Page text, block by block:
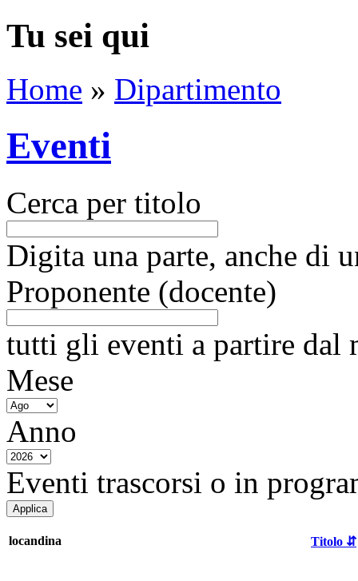
Tu sei qui
Home » Dipartimento
Eventi
Cerca per titolo
Digita una parte, anche di
Proponente (docente)
tutti gli eventi a partire dal
Mese
Anno
Eventi trascorsi o in
locandina Titolo ⇵